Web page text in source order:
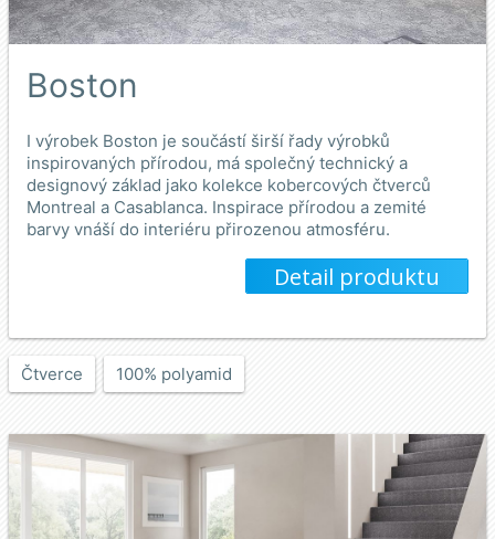
Boston
I výrobek Boston je součástí širší řady výrobků
inspirovaných přírodou, má společný technický a
designový základ jako kolekce kobercových čtverců
Montreal a Casablanca. Inspirace přírodou a zemité
barvy vnáší do interiéru přirozenou atmosféru.
Detail produktu
Čtverce 100% polyamid